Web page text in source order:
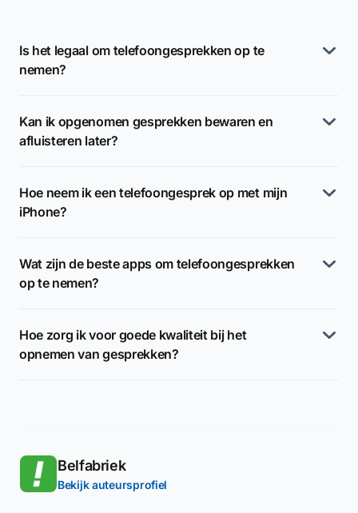
Is het legaal om telefoongesprekken op te
nemen?
Kan ik opgenomen gesprekken bewaren en
afluisteren later?
Hoe neem ik een telefoongesprek op met mijn
iPhone?
Wat zijn de beste apps om telefoongesprekken
op te nemen?
Hoe zorg ik voor goede kwaliteit bij het
opnemen van gesprekken?
Belfabriek
Bekijk auteursprofiel